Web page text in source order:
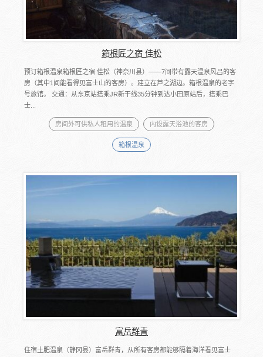
箱根匠之宿 佳松
预订箱根温泉箱根匠之宿 佳松（神奈川县）――7间带有露天温泉风吕的客
房（其中1间能看得见富士山的客房）。建立在芦之湖边。箱根温泉的老字
号旅馆。 交通：从东京站搭乘JR新干线35分钟到达小田原站后，搭乘巴
士...
房间外可供私人租用的温泉 内设露天浴池的客房
箱根温泉
富岳群青
住宿土肥温泉（静冈县）富岳群青，从所有客房都能够隔着海洋看见富士